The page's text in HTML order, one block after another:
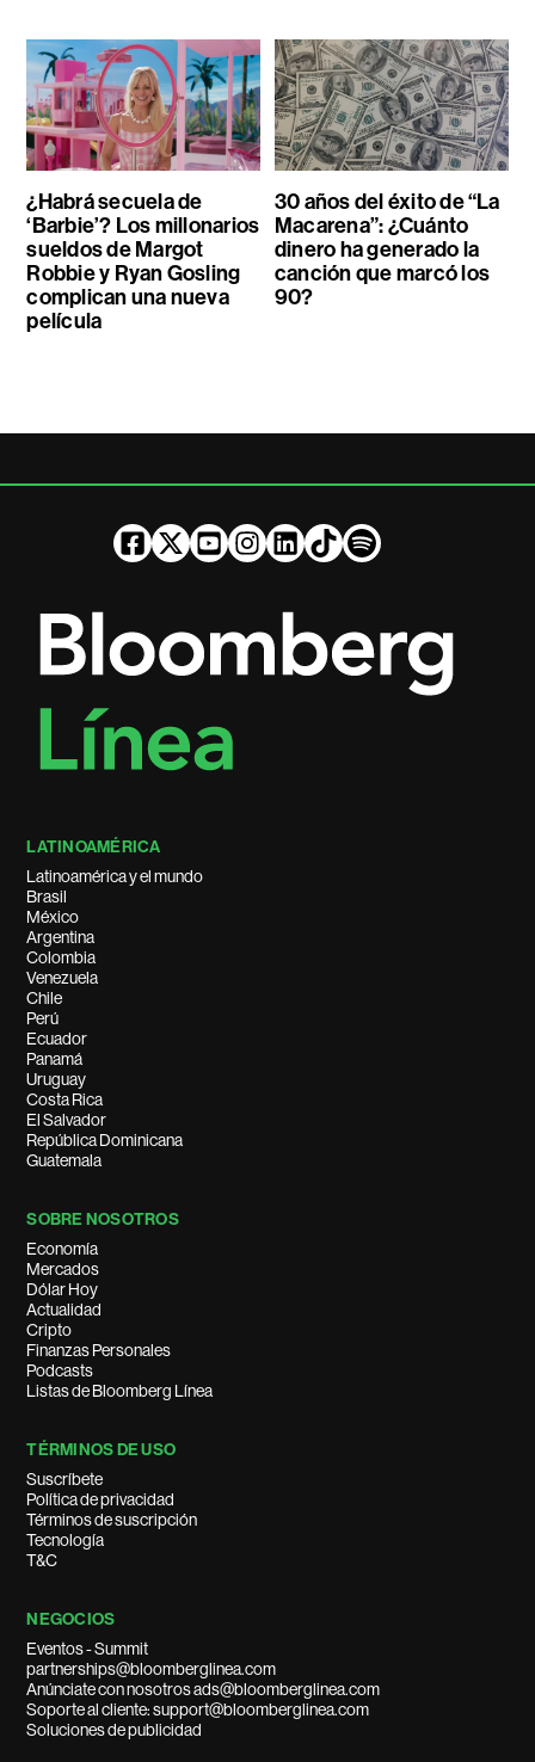
¿Habrá secuela de
‘Barbie’? Los millonarios
sueldos de Margot
Robbie y Ryan Gosling
complican una nueva
película
30 años del éxito de “La
Macarena”: ¿Cuánto
dinero ha generado la
canción que marcó los
90?
LATINOAMÉRICA
Latinoamérica y el mundo
Brasil
México
Argentina
Colombia
Venezuela
Chile
Perú
Ecuador
Panamá
Uruguay
Costa Rica
El Salvador
República Dominicana
Guatemala
SOBRE NOSOTROS
Economía
Mercados
Dólar Hoy
Actualidad
Cripto
Finanzas Personales
Podcasts
Listas de Bloomberg Línea
TÉRMINOS DE USO
Suscríbete
Política de privacidad
Términos de suscripción
Tecnología
T&C
NEGOCIOS
Eventos - Summit
partnerships@bloomberglinea.com
Anúnciate con nosotros ads@bloomberglinea.com
Soporte al cliente: support@bloomberglinea.com
Soluciones de publicidad